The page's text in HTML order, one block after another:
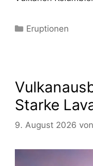
Kategorien
Eruptionen
Starke
9. August 2026 von